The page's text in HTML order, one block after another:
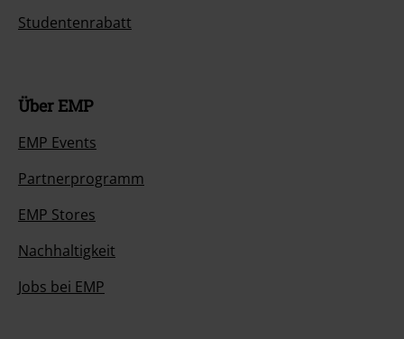
Studentenrabatt
Über EMP
EMP Events
Partnerprogramm
EMP Stores
Nachhaltigkeit
Jobs bei EMP